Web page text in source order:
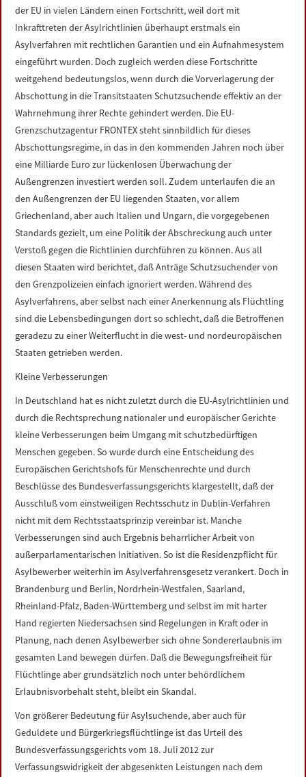
der EU in vielen Ländern einen Fortschritt, weil dort mit
Inkrafttreten der Asylrichtlinien überhaupt erstmals ein
Asylverfahren mit rechtlichen Garantien und ein Aufnahmesystem
eingeführt wurden. Doch zugleich werden diese Fortschritte
weitgehend bedeutungslos, wenn durch die Vorverlagerung der
Abschottung in die Transitstaaten Schutzsuchende effektiv an der
Wahrnehmung ihrer Rechte gehindert werden. Die EU-
Grenzschutzagentur FRONTEX steht sinnbildlich für dieses
Abschottungsregime, in das in den kommenden Jahren noch über
eine Milliarde Euro zur lückenlosen Überwachung der
Außengrenzen investiert werden soll. Zudem unterlaufen die an
den Außengrenzen der EU liegenden Staaten, vor allem
Griechenland, aber auch Italien und Ungarn, die vorgegebenen
Standards gezielt, um eine Politik der Abschreckung auch unter
Verstoß gegen die Richtlinien durchführen zu können. Aus all
diesen Staaten wird berichtet, daß Anträge Schutzsuchender von
den Grenzpolizeien einfach ignoriert werden. Während des
Asylverfahrens, aber selbst nach einer Anerkennung als Flüchtling
sind die Lebensbedingungen dort so schlecht, daß die Betroffenen
geradezu zu einer Weiterflucht in die west- und nordeuropäischen
Staaten getrieben werden.
Kleine Verbesserungen
In Deutschland hat es nicht zuletzt durch die EU-Asylrichtlinien und
durch die Rechtsprechung nationaler und europäischer Gerichte
kleine Verbesserungen beim Umgang mit schutzbedürftigen
Menschen gegeben. So wurde durch eine Entscheidung des
Europäischen Gerichtshofs für Menschenrechte und durch
Beschlüsse des Bundesverfassungsgerichts klargestellt, daß der
Ausschluß vom einstweiligen Rechtsschutz in Dublin-Verfahren
nicht mit dem Rechtsstaatsprinzip vereinbar ist. Manche
Verbesserungen sind auch Ergebnis beharrlicher Arbeit von
außerparlamentarischen Initiativen. So ist die Residenzpflicht für
Asylbewerber weiterhin im Asylverfahrensgesetz verankert. Doch in
Brandenburg und Berlin, Nordrhein-Westfalen, Saarland,
Rheinland-Pfalz, Baden-Württemberg und selbst im mit harter
Hand regierten Niedersachsen sind Regelungen in Kraft oder in
Planung, nach denen Asylbewerber sich ohne Sondererlaubnis im
gesamten Land bewegen dürfen. Daß die Bewegungsfreiheit für
Flüchtlinge aber grundsätzlich noch unter behördlichem
Erlaubnisvorbehalt steht, bleibt ein Skandal.
Von größerer Bedeutung für Asylsuchende, aber auch für
Geduldete und Bürgerkriegsflüchtlinge ist das Urteil des
Bundesverfassungsgerichts vom 18. Juli 2012 zur
Verfassungswidrigkeit der abgesenkten Leistungen nach dem